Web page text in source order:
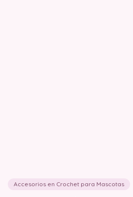
Accesorios en Crochet para Mascotas